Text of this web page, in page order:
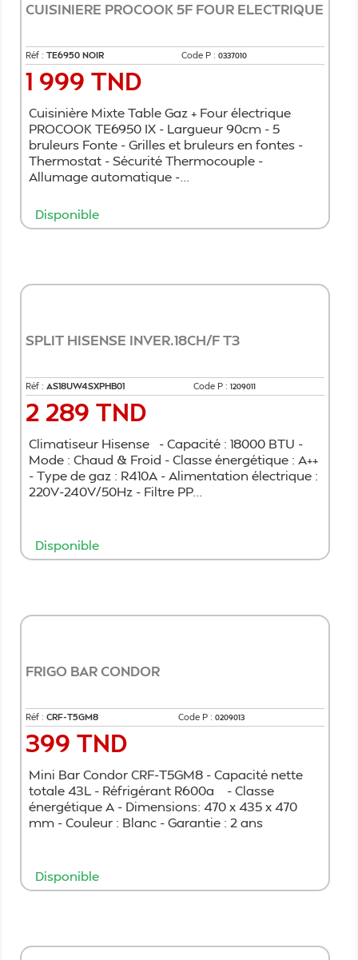
CUISINIERE PROCOOK 5F FOUR ELECTRIQUE
Réf : TE6950 NOIR Code P : 0337010
Prix
1 999 TND
Cuisinière Mixte Table Gaz + Four électrique
PROCOOK TE6950 IX - Largueur 90cm - 5
bruleurs Fonte - Grilles et bruleurs en fontes -
Thermostat - Sécurité Thermocouple -
Allumage automatique -...
Disponible
SPLIT HISENSE INVER.18CH/F T3
Réf : AS18UW4SXPHB01 Code P : 1209011
Prix
2 289 TND
Climatiseur Hisense - Capacité : 18000 BTU -
Mode : Chaud & Froid - Classe énergétique : A++
- Type de gaz : R410A - Alimentation électrique :
220V-240V/50Hz - Filtre PP...
Disponible
FRIGO BAR CONDOR
Réf : CRF-T5GM8 Code P : 0209013
Prix
399 TND
Mini Bar Condor CRF-T5GM8 - Capacité nette
totale 43L - Réfrigérant R600a - Classe
énergétique A - Dimensions: 470 x 435 x 470
mm - Couleur : Blanc - Garantie : 2 ans
Disponible